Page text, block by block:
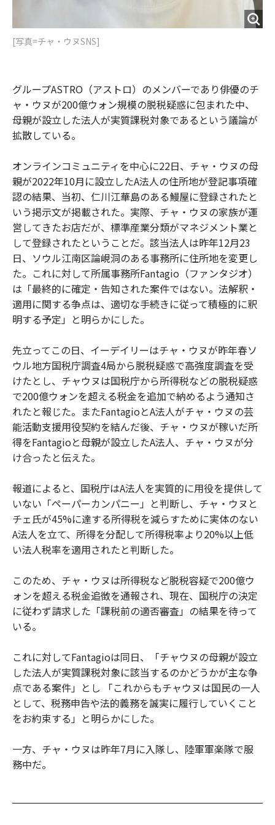
[写真=チャ・ウヌSNS]
グループASTRO（アストロ）のメンバーであり俳優のチ
ャ・ウヌが200億ウォン規模の脱税疑惑に包まれた中、
母親が設立した法人が実質課税対象であるという議論が
拡散している。
オンラインコミュニティを中心に22日、チャ・ウヌの母
親が2022年10月に設立したA法人の住所地が登記事項確
認の結果、当初、仁川江華島のある鰻屋に登録されたと
いう掲示文が掲載された。実際、チャ・ウヌの家族が運
営してきたお店だが、標準産業分類がマネジメント業と
して登録されたということだ。該当法人は昨年12月23
日、ソウル江南区論峴洞のある事務所に住所地を変更し
た。これに対して所属事務所Fantagio（ファンタジオ）
は「最終的に確定・告知された案件ではない。法解釈・
適用に関する争点は、適切な手続きに従って積極的に釈
明する予定」と明らかにした。
先立ってこの日、イーデイリーはチャ・ウヌが昨年春ソ
ウル地方国税庁調査4局から脱税疑惑で高強度調査を受
けたとし、チャウヌは国税庁から所得税などの脱税疑惑
で200億ウォンを超える税金を追加で納めるよう通知さ
れたと報じた。またFantagioとA法人がチャ・ウヌの芸
能活動支援用役契約を結んだ後、チャ・ウヌが稼いだ所
得をFantagioと母親が設立したA法人、チャ・ウヌが分
け合ったと伝えた。
報道によると、国税庁はA法人を実質的に用役を提供して
いない「ペーパーカンパニー」と判断し、チャ・ウヌと
チェ氏が45%に達する所得税を減らすために実体のない
A法人を立て、所得を分配して所得税率より20%以上低
い法人税率を適用されたと判断した。
このため、チャ・ウヌは所得税など脱税容疑で200億ウ
ォンを超える税金追徴を通報され、現在、国税庁の決定
に従わず請求した「課税前の適否審査」の結果を待って
いる。
これに対してFantagioは同日、「チャウヌの母親が設立
した法人が実質課税対象に該当するのかどうかが主な争
点である案件」とし 「これからもチャウヌは国民の一人
として、税務申告や法的義務を誠実に履行していくこと
をお約束する」と明らかにした。
一方、チャ・ウヌは昨年7月に入隊し、陸軍軍楽隊で服
務中だ。